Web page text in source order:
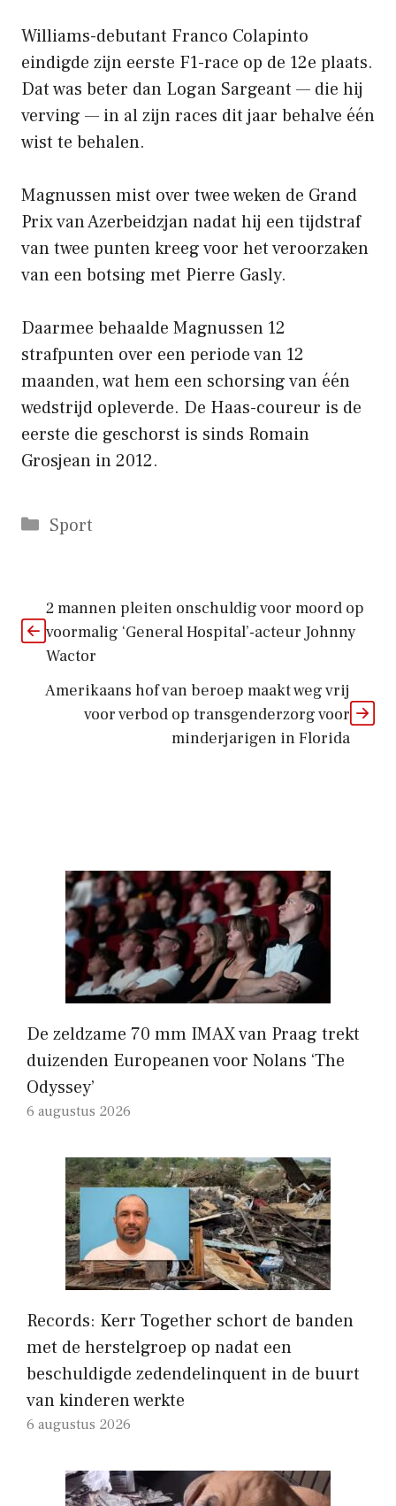
Williams-debutant Franco Colapinto
eindigde zijn eerste F1-race op de 12e plaats.
Dat was beter dan Logan Sargeant — die hij
verving — in al zijn races dit jaar behalve één
wist te behalen.
Magnussen mist over twee weken de Grand
Prix van Azerbeidzjan nadat hij een tijdstraf
van twee punten kreeg voor het veroorzaken
van een botsing met Pierre Gasly.
Daarmee behaalde Magnussen 12
strafpunten over een periode van 12
maanden, wat hem een ​​schorsing van één
wedstrijd opleverde. De Haas-coureur is de
eerste die geschorst is sinds Romain
Grosjean in 2012.
Categorieën
Sport
2 mannen pleiten onschuldig voor moord op
voormalig ‘General Hospital’-acteur Johnny
Wactor
Amerikaans hof van beroep maakt weg vrij
voor verbod op transgenderzorg voor
minderjarigen in Florida
De zeldzame 70 mm IMAX van Praag trekt
duizenden Europeanen voor Nolans ‘The
Odyssey’
6 augustus 2026
Records: Kerr Together schort de banden
met de herstelgroep op nadat een
beschuldigde zedendelinquent in de buurt
van kinderen werkte
6 augustus 2026